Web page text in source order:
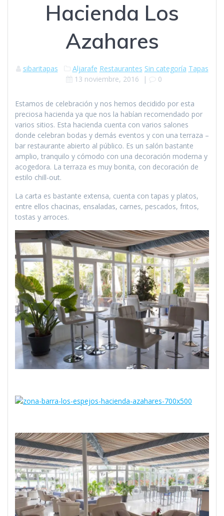
Hacienda Los
Azahares
sibaritapas Aljarafe Restaurantes Sin categoría Tapas
13 noviembre, 2016 | 0
Estamos de celebración y nos hemos decidido por esta
preciosa hacienda ya que nos la habían recomendado por
varios sitios. Esta hacienda cuenta con varios salones
donde celebran bodas y demás eventos y con una terraza –
bar restaurante abierto al público. Es un salón bastante
amplio, tranquilo y cómodo con una decoración moderna y
acogedora. La terraza es muy bonita, con decoración de
estilo chill-out.
La carta es bastante extensa, cuenta con tapas y platos,
entre ellos chacinas, ensaladas, carnes, pescados, fritos,
tostas y arroces.